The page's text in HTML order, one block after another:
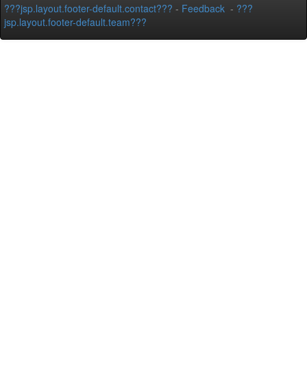
???jsp.layout.footer-default.contact??? - Feedback - ???
jsp.layout.footer-default.team???